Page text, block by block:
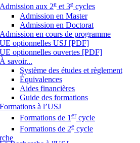
Admission aux 2e et 3e cycles
Admission en Master
Admission en Doctorat
Admission en cours de programme
UE optionnelles USJ [PDF]
UE optionnelles ouvertes [PDF]
À savoir...
Système des études et règlement
Équivalences
Aides financières
Guide des formations
Formations à l’USJ
Formations de 1 ercycle
Formations de 2e cycle